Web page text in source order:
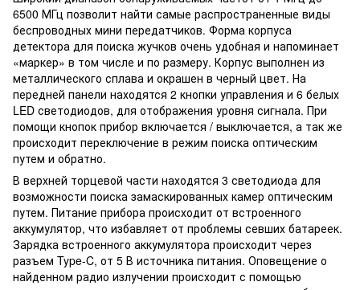
6500 МГц позволит найти самые распространенные виды
беспроводных мини передатчиков. Форма корпуса
детектора для поиска жучков очень удобная и напоминает
«маркер» в том числе и по размеру. Корпус выполнен из
металлического сплава и окрашен в черный цвет. На
передней панели находятся 2 кнопки управления и 6 белых
LED светодиодов, для отображения уровня сигнала. При
помощи кнопок прибор включается / выключается, а так же
происходит переключение в режим поиска оптическим
путем и обратно.
В верхней торцевой части находятся 3 светодиода для
возможности поиска замаскированных камер оптическим
путем. Питание прибора происходит от встроенного
аккумулятор, что избавляет от проблемы севших батареек.
Зарядка встроенного аккумулятора происходит через
разъем Type-C, от 5 В источника питания. Оповещение о
найденном радио излучении происходит с помощью